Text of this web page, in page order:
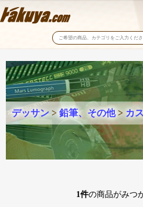
デッサン > 鉛筆、その他> カ
1件の商品がみつ